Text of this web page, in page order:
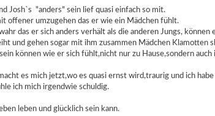
Josh`s "anders" sein lief quasi einfach so mit.
offener umzugehen das er wie ein Mädchen fühlt.
das er sich anders verhält als die anderen Jungs,
und gehen sogar mit ihm zusammen Mädchen Klamotten
können wie er sich fühlt,nicht nur zu Hause,sondern auch
es mich jetzt,wo es quasi ernst wird,traurig und ich
ich mich irgendwie schuldig.
leben und glücklich sein kann.